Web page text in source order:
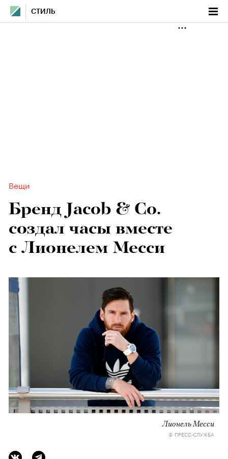
СТИЛЬ
Вещи
Бренд Jacob & Co.
создал часы вместе
с Лионелем Месси
Лионель Месси
© ПРЕСС-СЛУЖБА